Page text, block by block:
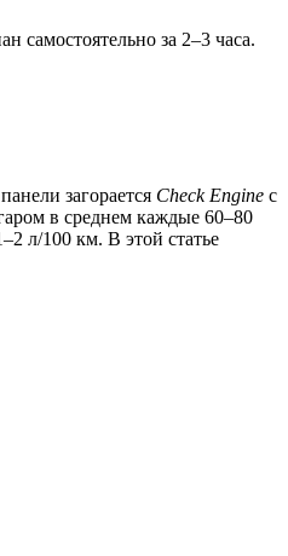
самостоятельно за 2–3 часа.
загорается Check Engine с
в среднем каждые 60–80
л/100 км. В этой статье